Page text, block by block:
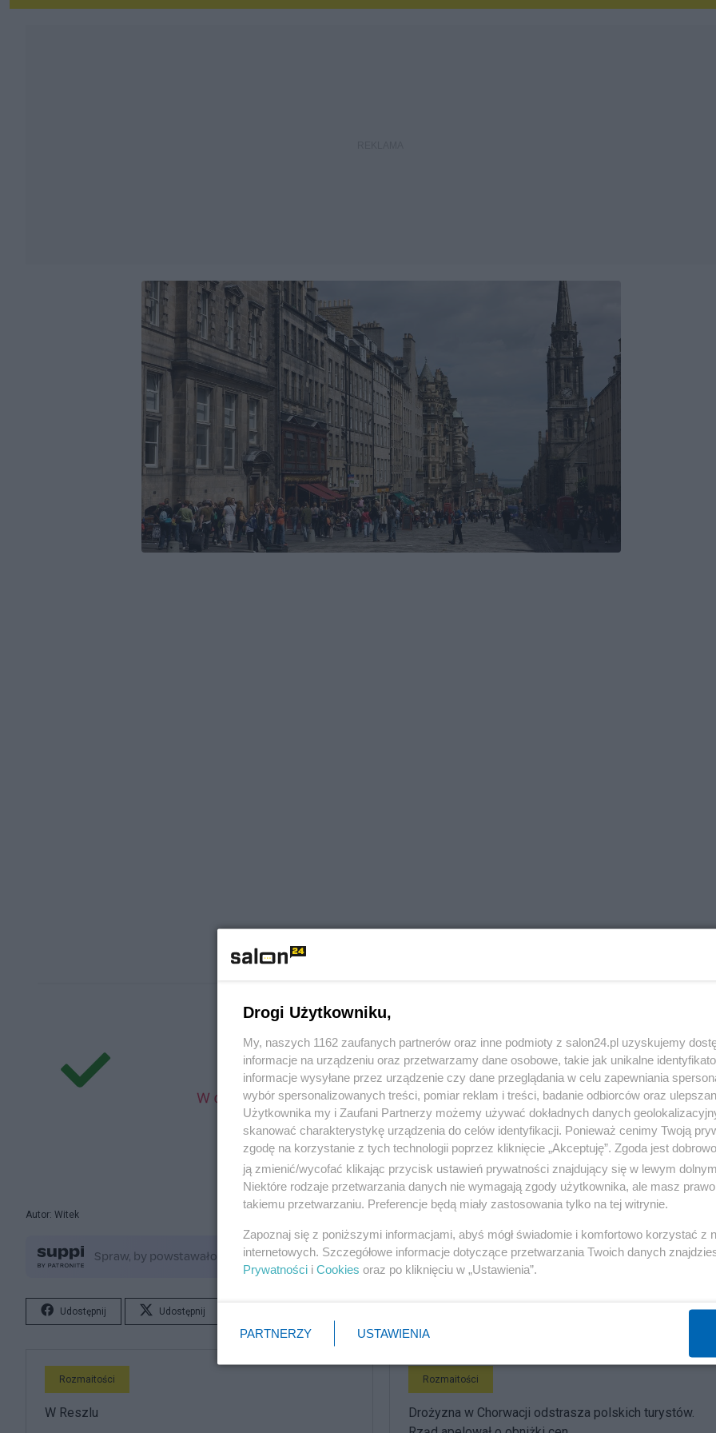
Autor: Witek
Udostępnij Udostępnij
Rozmaitości
W Reszlu
Rozmaitości
Drożyzna w Chorwacji odstrasza polskich turystów.
Drogi Użytkowniku,
My, naszych 1162 zaufanych partnerów oraz inne podmioty z salon24.pl uzyskujemy
informacje na urządzeniu oraz przetwarzamy dane osobowe, takie jak unikalne
informacje wysyłane przez urządzenie czy dane przeglądania w celu zapewniania
wybór spersonalizowanych treści, pomiar reklam i treści, badanie odbiorców oraz
Użytkownika my i Zaufani Partnerzy możemy używać dokładnych danych
skanować charakterystykę urządzenia do celów identyfikacji. Ponieważ cenimy Twoją
zgodę na korzystanie z tych technologii poprzez kliknięcie „Akceptuję”. Zgoda jest
ją zmienić/wycofać klikając przycisk ustawień prywatności znajdujący się w lewym
Niektóre rodzaje przetwarzania danych nie wymagają zgody użytkownika, ale masz
takiemu przetwarzaniu. Preferencje będą miały zastosowania tylko na tej witrynie.
Zapoznaj się z poniższymi informacjami, abyś mógł świadomie i komfortowo korzystać z
internetowych. Szczegółowe informacje dotyczące przetwarzania Twoich danych
Prywatności i Cookies oraz po kliknięciu w „Ustawienia”.
PARTNERZY USTAWIENIA